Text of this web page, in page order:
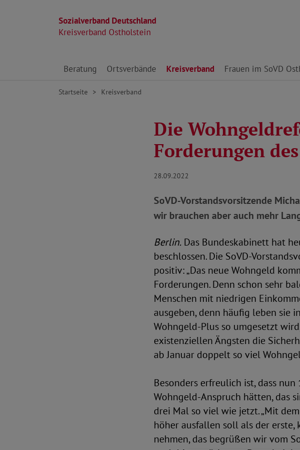
Sozialverband Deutschland
Kreisverband Ostholstein
Direkt zu den Inhalten springen
Beratung Ortsverbände Kreisverband Frauen im SoVD
Startseite Kreisverband
Die
Forderungen
28.09.2022
SoVD-Vorstandsvorsitzende
wir brauchen aber auch mehr
Berlin. Das Bundeskabinett hat
beschlossen. Die SoVD-
positiv: „Das neue Wohngeld
Forderungen. Denn schon sehr
Menschen mit niedrigen
ausgeben, denn häufig leben sie
Wohngeld-Plus so umgesetzt
existenziellen Ängsten die
ab Januar doppelt so viel
Besonders erfreulich ist, dass
Wohngeld-Anspruch hätten, das
drei Mal so viel wie jetzt. „Mit
höher ausfallen soll als der erste,
nehmen, das begrüßen wir vom